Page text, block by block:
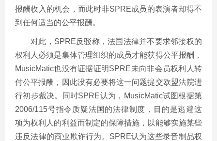
报酬收入的机会，而此时非SPRE成员的表演者却得不
到任何适当的公平报酬。
对此，SPRE反驳称，法国法律并不要求邻接权的
权利人必须是集体管理组织的成员才能获得公平报酬，
MusicMatic也没有证据证明SPRE未向非会员权利人转
付公平报酬，因此没有必要将这一问题提交欧盟法院进
行初步裁决。同时SPRE认为，MusicMatic试图根据第
2006/115号指令质疑法国的法律制度，目的是逃避这
项为权利人的利益而制定的保障措施，以能够实施某些
违反法律的商业欺诈行为。SPRE认为这些录音制品权